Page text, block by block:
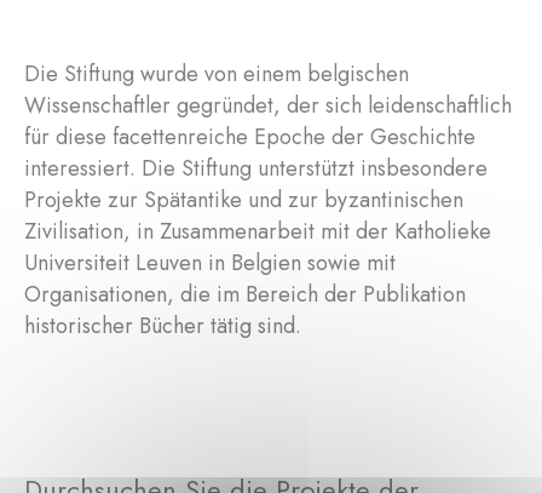
Die Stiftung wurde von einem belgischen
Wissenschaftler gegründet, der sich leidenschaftlich
für diese facettenreiche Epoche der Geschichte
interessiert. Die Stiftung unterstützt insbesondere
Projekte zur Spätantike und zur byzantinischen
Zivilisation, in Zusammenarbeit mit der Katholieke
Universiteit Leuven in Belgien sowie mit
Organisationen, die im Bereich der Publikation
historischer Bücher tätig sind.